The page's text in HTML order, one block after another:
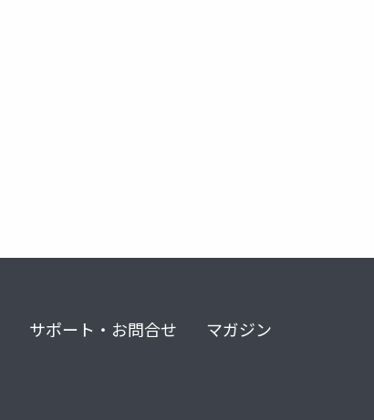
サポート・お問合せ マガジン